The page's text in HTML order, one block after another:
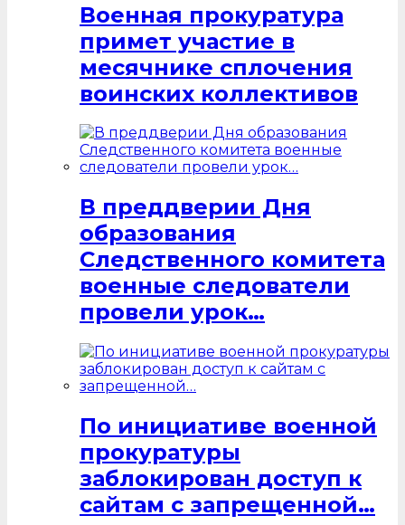
Военная прокуратура
примет участие в
месячнике сплочения
воинских коллективов
В преддверии Дня
образования
Следственного комитета
военные следователи
провели урок…
По инициативе военной
прокуратуры
заблокирован доступ к
сайтам с запрещенной…